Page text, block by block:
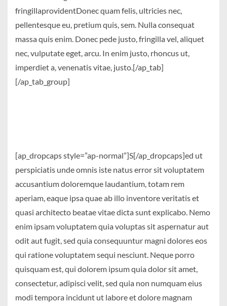
fringillaprovidentDonec quam felis, ultricies nec,
pellentesque eu, pretium quis, sem. Nulla consequat
massa quis enim. Donec pede justo, fringilla vel, aliquet
nec, vulputate eget, arcu. In enim justo, rhoncus ut,
imperdiet a, venenatis vitae, justo.[/ap_tab]
[/ap_tab_group]
[ap_dropcaps style=”ap-normal”]S[/ap_dropcaps]ed ut
perspiciatis unde omnis iste natus error sit voluptatem
accusantium doloremque laudantium, totam rem
aperiam, eaque ipsa quae ab illo inventore veritatis et
quasi architecto beatae vitae dicta sunt explicabo. Nemo
enim ipsam voluptatem quia voluptas sit aspernatur aut
odit aut fugit, sed quia consequuntur magni dolores eos
qui ratione voluptatem sequi nesciunt. Neque porro
quisquam est, qui dolorem ipsum quia dolor sit amet,
consectetur, adipisci velit, sed quia non numquam eius
modi tempora incidunt ut labore et dolore magnam